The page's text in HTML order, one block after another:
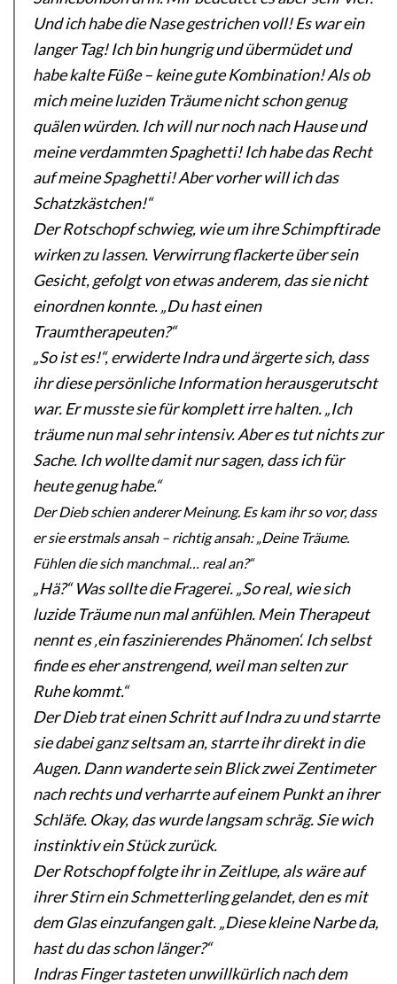
Und ich habe die Nase gestrichen voll! Es war ein
langer Tag! Ich bin hungrig und übermüdet und
habe kalte Füße – keine gute Kombination! Als ob
mich meine luziden Träume nicht schon genug
quälen würden. Ich will nur noch nach Hause und
meine verdammten Spaghetti! Ich habe das Recht
auf meine Spaghetti! Aber vorher will ich das
Schatzkästchen!“
Der Rotschopf schwieg, wie um ihre Schimpftirade
wirken zu lassen. Verwirrung flackerte über sein
Gesicht, gefolgt von etwas anderem, das sie nicht
einordnen konnte. „Du hast einen
Traumtherapeuten?“
„So ist es!“, erwiderte Indra und ärgerte sich, dass
ihr diese persönliche Information herausgerutscht
war. Er musste sie für komplett irre halten. „Ich
träume nun mal sehr intensiv. Aber es tut nichts zur
Sache. Ich wollte damit nur sagen, dass ich für
heute genug habe.“
Der Dieb schien anderer Meinung. Es kam ihr so vor, dass
er sie erstmals ansah – richtig ansah: „Deine Träume.
Fühlen die sich manchmal… real an?“
„Hä?“ Was sollte die Fragerei. „So real, wie sich
luzide Träume nun mal anfühlen. Mein Therapeut
nennt es ‚ein faszinierendes Phänomen‘. Ich selbst
finde es eher anstrengend, weil man selten zur
Ruhe kommt.“
Der Dieb trat einen Schritt auf Indra zu und starrte
sie dabei ganz seltsam an, starrte ihr direkt in die
Augen. Dann wanderte sein Blick zwei Zentimeter
nach rechts und verharrte auf einem Punkt an ihrer
Schläfe. Okay, das wurde langsam schräg. Sie wich
instinktiv ein Stück zurück.
Der Rotschopf folgte ihr in Zeitlupe, als wäre auf
ihrer Stirn ein Schmetterling gelandet, den es mit
dem Glas einzufangen galt. „Diese kleine Narbe da,
hast du das schon länger?“
Indras Finger tasteten unwillkürlich nach dem